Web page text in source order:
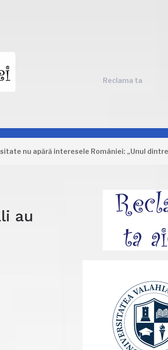
Reclama ta
interesele României: „Unul dintre cele
au